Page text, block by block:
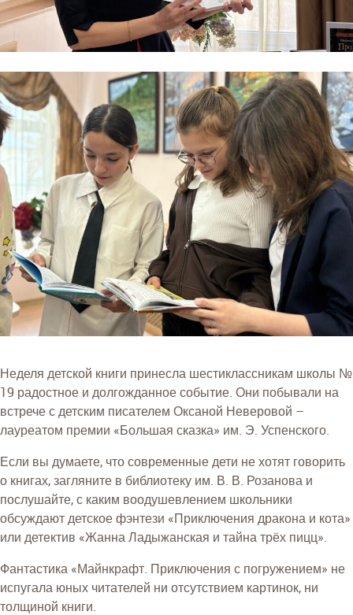
Неделя детской книги принесла шестиклассникам школы №
19 радостное и долгожданное событие. Они побывали на
встрече с детским писателем Оксаной Неверовой –
лауреатом премии «Большая сказка» им. Э. Успенского.
Если вы думаете, что современные дети не хотят говорить
о книгах, загляните в библиотеку им. В. В. Розанова и
послушайте, с каким воодушевлением школьники
обсуждают детское фэнтези «Приключения дракона и кота»
или детектив «Жанна Ладыжанская и тайна трёх пицц».
Фантастика «Майнкрафт. Приключения с погружением» не
испугала юных читателей ни отсутствием картинок, ни
толщиной книги.